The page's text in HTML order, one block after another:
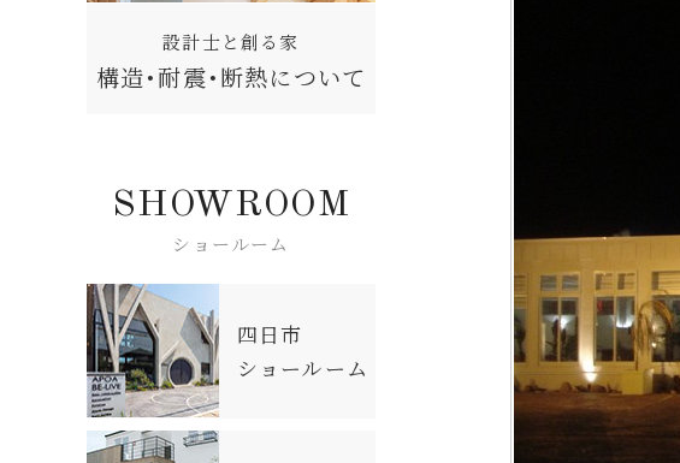
設計士と創る家
構造・耐震・断熱について
SHOWROOM
ショールーム
四日市
ショールーム